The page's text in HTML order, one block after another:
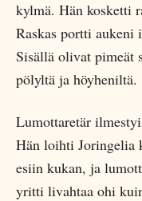
kylmä. Hän kosketti
Raskas portti aukeni
Sisällä olivat pimeät
pölyltä ja höyheniltä.
Lumottaretär
Hän loihti Joringelia
esiin kukan, ja
yritti livahtaa ohi